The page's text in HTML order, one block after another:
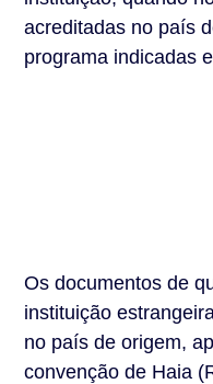
acreditadas no país
programa indicadas
Os documentos de
instituição
no país de origem,
convenção de Haia